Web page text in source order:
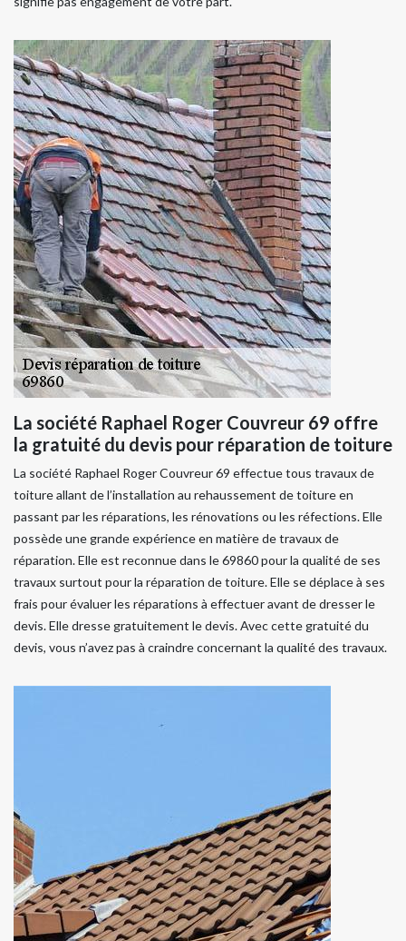
La société Raphael Roger Couvreur 69 offre
la gratuité du devis pour réparation de toiture
La société Raphael Roger Couvreur 69 effectue tous travaux de
toiture allant de l’installation au rehaussement de toiture en
passant par les réparations, les rénovations ou les réfections. Elle
possède une grande expérience en matière de travaux de
réparation. Elle est reconnue dans le 69860 pour la qualité de ses
travaux surtout pour la réparation de toiture. Elle se déplace à ses
frais pour évaluer les réparations à effectuer avant de dresser le
devis. Elle dresse gratuitement le devis. Avec cette gratuité du
devis, vous n’avez pas à craindre concernant la qualité des travaux.